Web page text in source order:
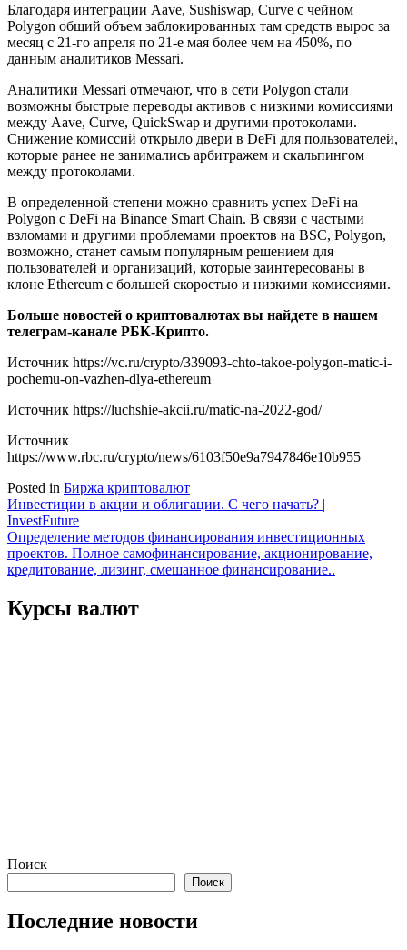
Благодаря интеграции Aave, Sushiswap, Curve с чейном
Polygon общий объем заблокированных там средств вырос за
месяц с 21-го апреля по 21-е мая более чем на 450%, по
данным аналитиков Messari.
Аналитики Messari отмечают, что в сети Polygon стали
возможны быстрые переводы активов с низкими комиссиями
между Aave, Curve, QuickSwap и другими протоколами.
Снижение комиссий открыло двери в DeFi для пользователей,
которые ранее не занимались арбитражем и скальпингом
между протоколами.
В определенной степени можно сравнить успех DeFi на
Polygon с DeFi на Binance Smart Chain. В связи с частыми
взломами и другими проблемами проектов на BSC, Polygon,
возможно, станет самым популярным решением для
пользователей и организаций, которые заинтересованы в
клоне Ethereum с большей скоростью и низкими комиссиями.
Больше новостей о криптовалютах вы найдете в нашем
телеграм-канале РБК-Крипто.
Источник https://vc.ru/crypto/339093-chto-takoe-polygon-matic-i-
pochemu-on-vazhen-dlya-ethereum
Источник https://luchshie-akcii.ru/matic-na-2022-god/
Источник
https://www.rbc.ru/crypto/news/6103f50e9a7947846e10b955
Posted in Биржа криптовалют
Навигация
по
записям
Инвестиции в акции и облигации. С чего начать? |
InvestFuture
Определение методов финансирования инвестиционных
проектов. Полное самофинансирование, акционирование,
кредитование, лизинг, смешанное финансирование..
Курсы валют
Поиск
Поиск
Последние новости